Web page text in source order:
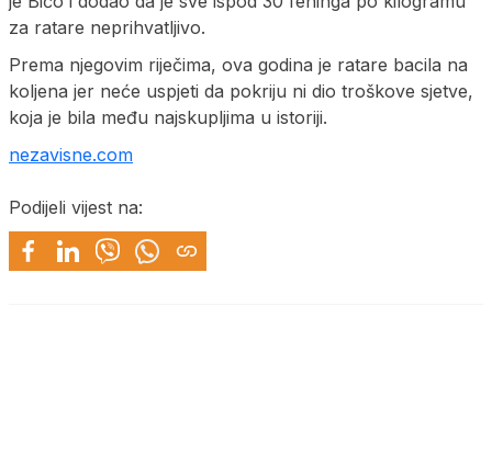
za ratare neprihvatljivo.
Prema njegovim riječima, ova godina je ratare bacila na
koljena jer neće uspjeti da pokriju ni dio troškove sjetve,
koja je bila među najskupljima u istoriji.
nezavisne.com
Podijeli vijest na: